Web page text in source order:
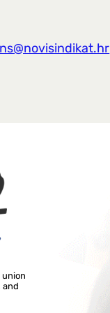
ns@novisindikat.hr
union
and